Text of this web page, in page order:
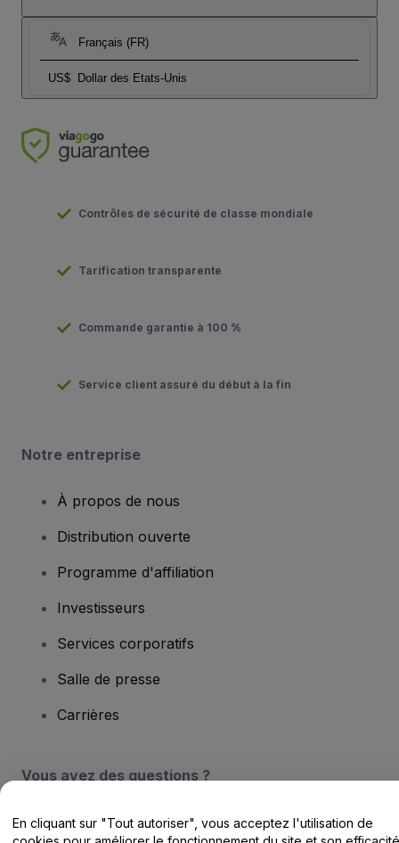
Français (FR)
US$ Dollar des Etats-Unis
Contrôles de sécurité de classe mondiale
Tarification transparente
Commande garantie à 100 %
Service client assuré du début à la fin
Notre entreprise
À propos de nous
Distribution ouverte
Programme d'affiliation
Investisseurs
Services corporatifs
Salle de presse
Carrières
Vous avez des questions ?
Centre d'assistance / Nous contacter
En cliquant sur "Tout autoriser", vous acceptez l'utilisation de